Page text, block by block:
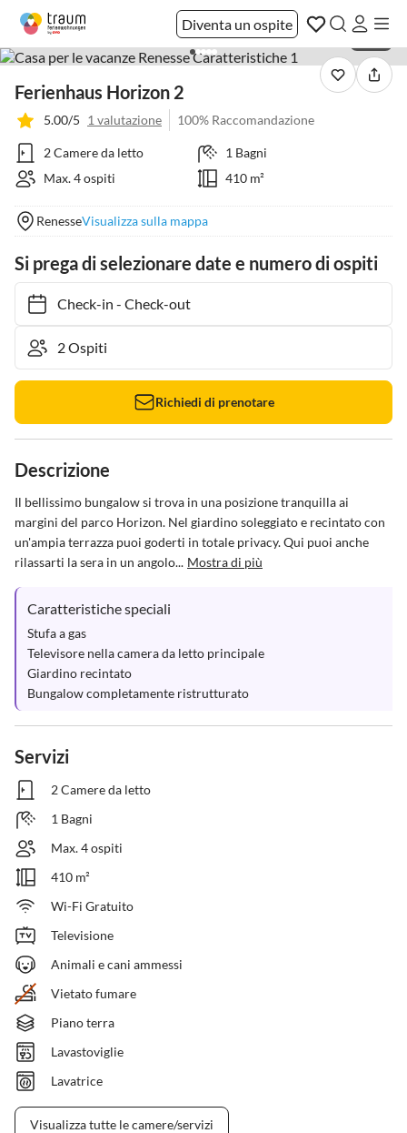
Diventa un ospite
Ferienhaus Horizon 2
5.00/5 1 valutazione 100% Raccomandazione
2 Camere da letto
1 Bagni
Max. 4 ospiti
410 m²
RenesseVisualizza sulla mappa
Si prega di selezionare date e numero di ospiti
Check-in- Check-out
Richiedi di prenotare
Descrizione
Il bellissimo bungalow si trova in una posizione tranquilla ai
margini del parco Horizon. Nel giardino soleggiato e recintato con
un'ampia terrazza puoi goderti in totale privacy. Qui puoi anche
rilassarti la sera in un angolo... Mostra di più
Caratteristiche speciali
Stufa a gas
Televisore nella camera da letto principale
Giardino recintato
Bungalow completamente ristrutturato
Servizi
2 Camere da letto
1 Bagni
Max. 4 ospiti
410 m²
Wi-Fi Gratuito
Televisione
Animali e cani ammessi
Vietato fumare
Piano terra
Lavastoviglie
Lavatrice
Visualizza tutte le camere/servizi